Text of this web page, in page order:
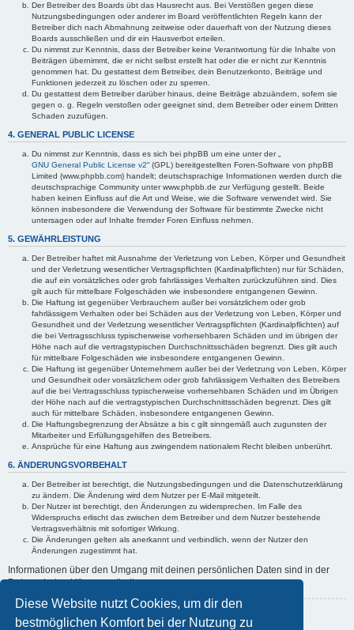
Diese Website nutzt Cookies, um dir den
bestmöglichen Komfort bei der Nutzung zu
Der Betreiber des Boards übt das Hausrecht aus. Bei Verstößen gegen diese
Nutzungsbedingungen oder anderer im Board veröffentlichten Regeln kann der
Betreiber dich nach Abmahnung zeitweise oder dauerhaft von der Nutzung dieses
Boards ausschließen und dir ein Hausverbot erteilen.
Du nimmst zur Kenntnis, dass der Betreiber keine Verantwortung für die Inhalte von
Beiträgen übernimmt, die er nicht selbst erstellt hat oder die er nicht zur Kenntnis
genommen hat. Du gestattest dem Betreiber, dein Benutzerkonto, Beiträge und
Funktionen jederzeit zu löschen oder zu sperren.
Du gestattest dem Betreiber darüber hinaus, deine Beiträge abzuändern, sofern sie
gegen o. g. Regeln verstoßen oder geeignet sind, dem Betreiber oder einem Dritten
Schaden zuzufügen.
4. GENERAL PUBLIC LICENSE
Du nimmst zur Kenntnis, dass es sich bei phpBB um eine unter der „
GNU General Public License v2“ (GPL) bereitgestellten Foren-Software von phpBB
Limited (www.phpbb.com) handelt; deutschsprachige Informationen werden durch die
deutschsprachige Community unter www.phpbb.de zur Verfügung gestellt. Beide
haben keinen Einfluss auf die Art und Weise, wie die Software verwendet wird. Sie
können insbesondere die Verwendung der Software für bestimmte Zwecke nicht
untersagen oder auf Inhalte fremder Foren Einfluss nehmen.
5. GEWÄHRLEISTUNG
Der Betreiber haftet mit Ausnahme der Verletzung von Leben, Körper und Gesundheit
und der Verletzung wesentlicher Vertragspflichten (Kardinalpflichten) nur für Schäden,
die auf ein vorsätzliches oder grob fahrlässiges Verhalten zurückzuführen sind. Dies
gilt auch für mittelbare Folgeschäden wie insbesondere entgangenen Gewinn.
Die Haftung ist gegenüber Verbrauchern außer bei vorsätzlichem oder grob
fahrlässigem Verhalten oder bei Schäden aus der Verletzung von Leben, Körper und
Gesundheit und der Verletzung wesentlicher Vertragspflichten (Kardinalpflichten) auf
die bei Vertragsschluss typischerweise vorhersehbaren Schäden und im übrigen der
Höhe nach auf die vertragstypischen Durchschnittsschäden begrenzt. Dies gilt auch
für mittelbare Folgeschäden wie insbesondere entgangenen Gewinn.
Die Haftung ist gegenüber Unternehmern außer bei der Verletzung von Leben, Körper
und Gesundheit oder vorsätzlichem oder grob fahrlässigem Verhalten des Betreibers
auf die bei Vertragsschluss typischerweise vorhersehbaren Schäden und im Übrigen
der Höhe nach auf die vertragstypischen Durchschnittsschäden begrenzt. Dies gilt
auch für mittelbare Schäden, insbesondere entgangenen Gewinn.
Die Haftungsbegrenzung der Absätze a bis c gilt sinngemäß auch zugunsten der
Mitarbeiter und Erfüllungsgehilfen des Betreibers.
Ansprüche für eine Haftung aus zwingendem nationalem Recht bleiben unberührt.
6. ÄNDERUNGSVORBEHALT
Der Betreiber ist berechtigt, die Nutzungsbedingungen und die Datenschutzerklärung
zu ändern. Die Änderung wird dem Nutzer per E-Mail mitgeteilt.
Der Nutzer ist berechtigt, den Änderungen zu widersprechen. Im Falle des
Widerspruchs erlischt das zwischen dem Betreiber und dem Nutzer bestehende
Vertragsverhältnis mit sofortiger Wirkung.
Die Änderungen gelten als anerkannt und verbindlich, wenn der Nutzer den
Änderungen zugestimmt hat.
Informationen über den Umgang mit deinen persönlichen Daten sind in der
Datenschutzerklärung enthalten.
Zurück zur vorherigen Seite